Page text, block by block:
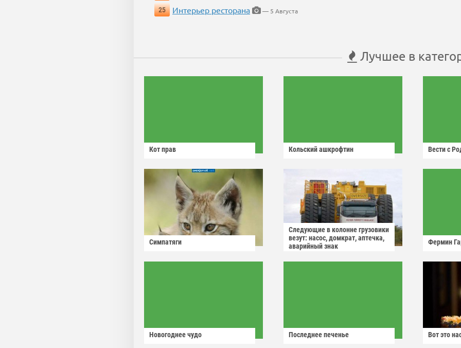
25
Интерьер ресторана — 5 Августа
Лучшее в
Кот прав Кольский ашкрофтин Вести с
Симпатяги
Следующие в колонне грузовики
везут: насос, домкрат, аптечка,
аварийный знак
Фермин
Новогоднее чудо Последнее печенье Вот это